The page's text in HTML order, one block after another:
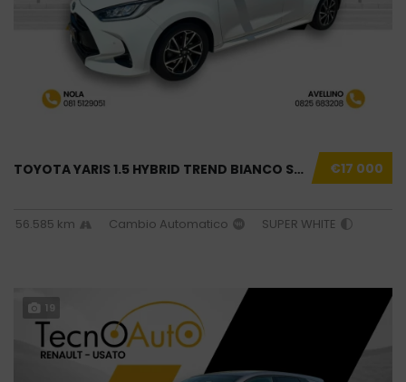
€17 000
TOYOTA YARIS 1.5 HYBRID TREND BIANCO SUPER U...
56.585 km Cambio Automatico SUPER WHITE
19